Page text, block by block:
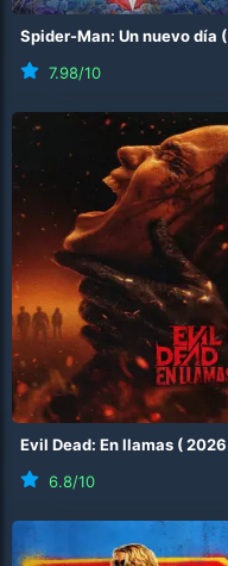
Spider-Man: Un nuevo día (
7.98/10
Evil Dead: En llamas (2026
6.8/10